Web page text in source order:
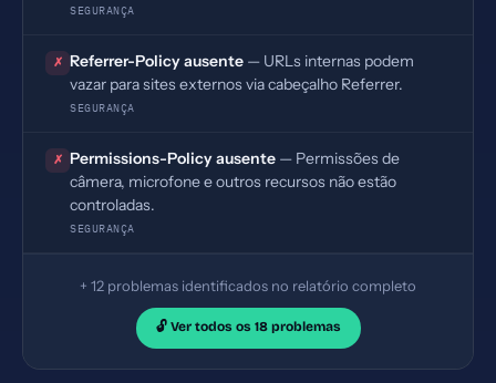
SEGURANÇA
✗ Referrer-Policy ausente — URLs internas podem
vazar para sites externos via cabeçalho Referrer.
SEGURANÇA
✗ Permissions-Policy ausente — Permissões de
câmera, microfone e outros recursos não estão
controladas.
SEGURANÇA
+ 12 problemas identificados no relatório completo
🔓 Ver todos os 18 problemas